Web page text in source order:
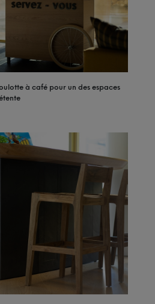
à café pour un des espaces